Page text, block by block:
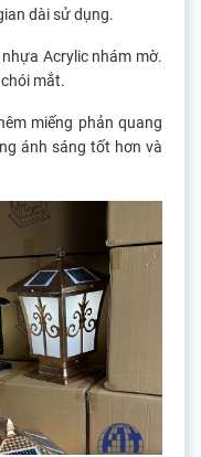
dài sử dụng.
Acrylic nhám mờ.
mắt.
miếng phản quang
ánh sáng tốt hơn và